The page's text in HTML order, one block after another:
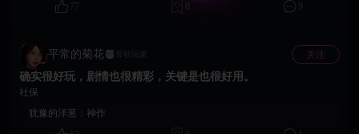
77
平常的菊花 常驻玩家 关注
确实很好玩，剧情也很精彩，关键是也很好用。
社保
犹豫的洋葱： 神作